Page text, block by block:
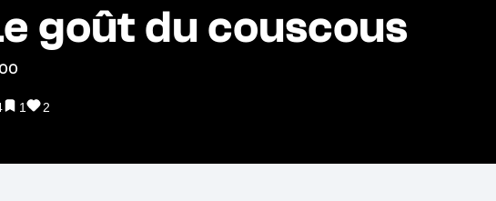
goût du couscous
1 2